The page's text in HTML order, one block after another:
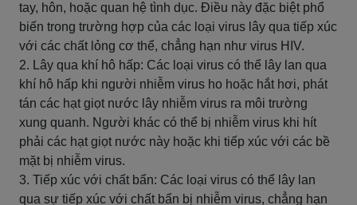
tay, hôn, hoặc quan hệ tình dục. Điều này đặc biệt phổ
biến trong trường hợp của các loại virus lây qua tiếp xúc
với các chất lỏng cơ thể, chẳng hạn như virus HIV.
2. Lây qua khí hô hấp: Các loại virus có thể lây lan qua
khí hô hấp khi người nhiễm virus ho hoặc hắt hơi, phát
tán các hạt giọt nước lây nhiễm virus ra môi trường
xung quanh. Người khác có thể bị nhiễm virus khi hít
phải các hạt giọt nước này hoặc khi tiếp xúc với các bề
mặt bị nhiễm virus.
3. Tiếp xúc với chất bẩn: Các loại virus có thể lây lan
qua sự tiếp xúc với chất bẩn bị nhiễm virus, chẳng hạn